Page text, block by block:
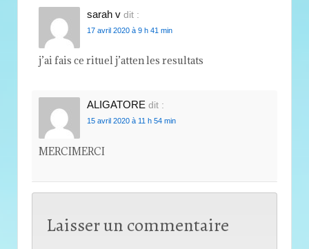
sarah v dit :
17 avril 2020 à 9 h 41 min
j’ai fais ce rituel j’atten les resultats
ALIGATORE dit :
15 avril 2020 à 11 h 54 min
MERCIMERCI
Laisser un commentaire